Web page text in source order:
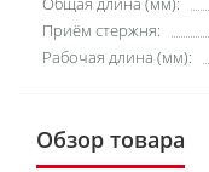
Приём стержня:
Рабочая длина (мм):
Обзор товара